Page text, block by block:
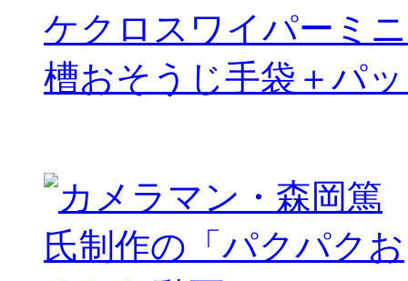
ケクロスワイパーミ
槽おそうじ手袋＋パ